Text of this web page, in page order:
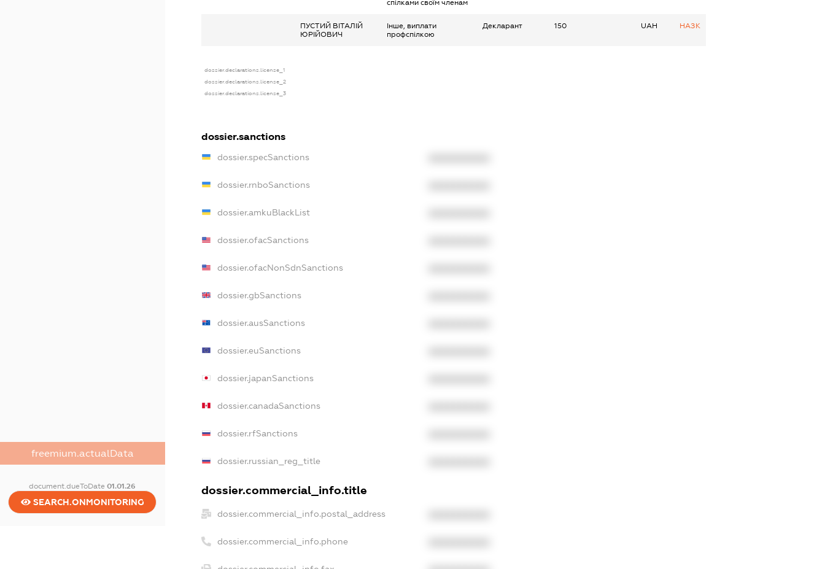
freemium.actualData
document.dueToDate01.01.26
SEARCH.ONMONITORING
спілками своїм членам
ПУСТИЙ ВІТАЛІЙ
ЮРІЙОВИЧ
Інше, виплати
профспілкою
Декларант 150 UAH НАЗК
dossier.declarations.license_1
dossier.declarations.license_2
dossier.declarations.license_3
dossier.sanctions
dossier.specSanctions
dossier.rnboSanctions
dossier.amkuBlackList
dossier.ofacSanctions
dossier.ofacNonSdnSanctions
dossier.gbSanctions
dossier.ausSanctions
dossier.euSanctions
dossier.japanSanctions
dossier.canadaSanctions
dossier.rfSanctions
dossier.russian_reg_title
dossier.commercial_info.title
dossier.commercial_info.postal_address
dossier.commercial_info.phone